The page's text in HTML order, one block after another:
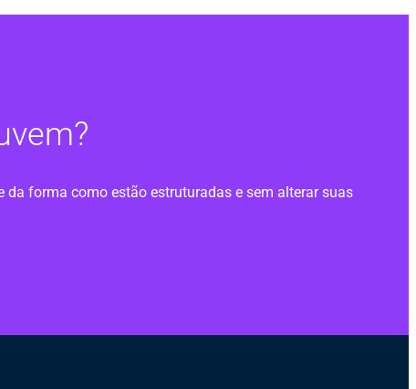
forma como estão estruturadas e sem alterar suas